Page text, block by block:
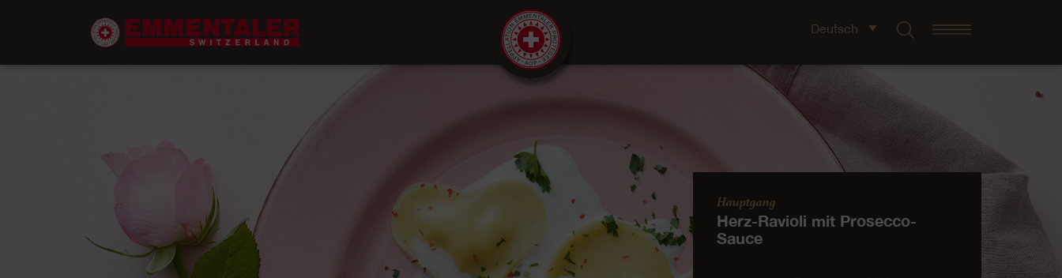
Deutsch
Hauptgang
Herz-Ravioli mit Prosecco-
Sauce